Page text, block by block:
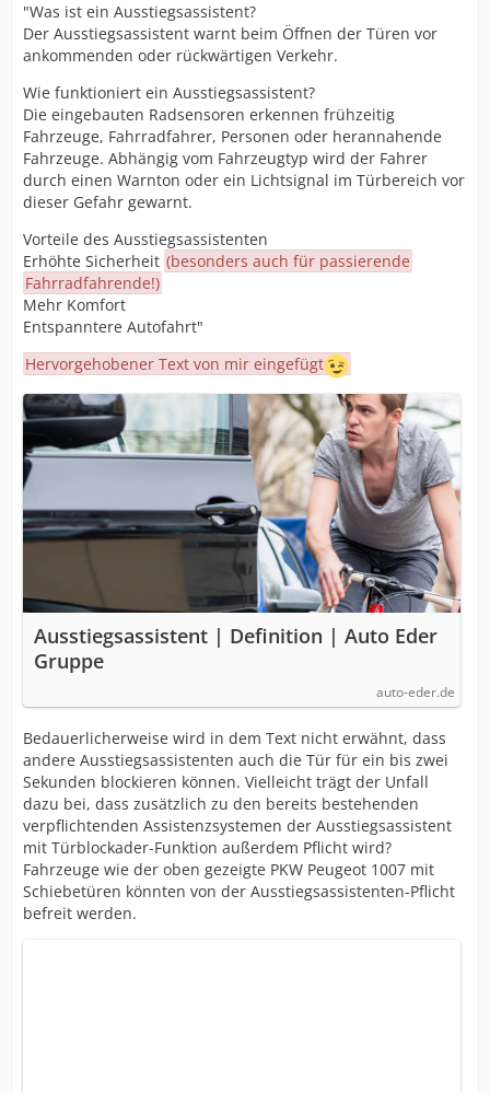
"Was ist ein Ausstiegsassistent?
Der Ausstiegsassistent warnt beim Öffnen der Türen vor
ankommenden oder rückwärtigen Verkehr.
Wie funktioniert ein Ausstiegsassistent?
Die eingebauten Radsensoren erkennen frühzeitig
Fahrzeuge, Fahrradfahrer, Personen oder herannahende
Fahrzeuge. Abhängig vom Fahrzeugtyp wird der Fahrer
durch einen Warnton oder ein Lichtsignal im Türbereich vor
dieser Gefahr gewarnt.
Vor­tei­le des Ausstieg­sas­sis­ten­ten
Erhöhte Sicherheit (besonders auch für passierende
Fahrradfahrende!)
Mehr Komfort
Entspanntere Autofahrt"
Hervorgehobener Text von mir eingefügt
Ausstiegsassistent | Definition | Auto Eder
Gruppe
auto-eder.de
Bedauerlicherweise wird in dem Text nicht erwähnt, dass
andere Ausstiegsassistenten auch die Tür für ein bis zwei
Sekunden blockieren können. Vielleicht trägt der Unfall
dazu bei, dass zusätzlich zu den bereits bestehenden
verpflichtenden Assistenzsystemen der Ausstiegsassistent
mit Türblockader-Funktion außerdem Pflicht wird?
Fahrzeuge wie der oben gezeigte PKW Peugeot 1007 mit
Schiebetüren könnten von der Ausstiegsassistenten-Pflicht
befreit werden.